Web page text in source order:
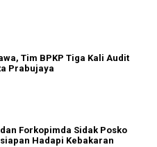
Tim BPKP Tiga Kali Audit
Prabujaya
Forkopimda Sidak Posko
Hadapi Kebakaran